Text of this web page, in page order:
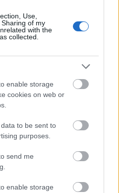
Use,
of my
with the
collected.
enable storage
cookies on web or
to be sent to
purposes.
send me
enable storage